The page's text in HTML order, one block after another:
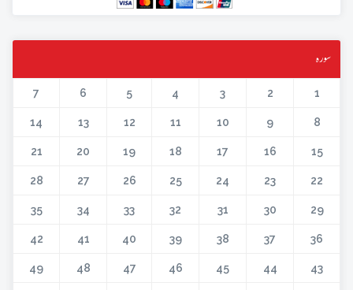
سورہ
1
2
3
4
5
6
7
8
9
10
11
12
13
14
15
16
17
18
19
20
21
22
23
24
25
26
27
28
29
30
31
32
33
34
35
36
37
38
39
40
41
42
43
44
45
46
47
48
49